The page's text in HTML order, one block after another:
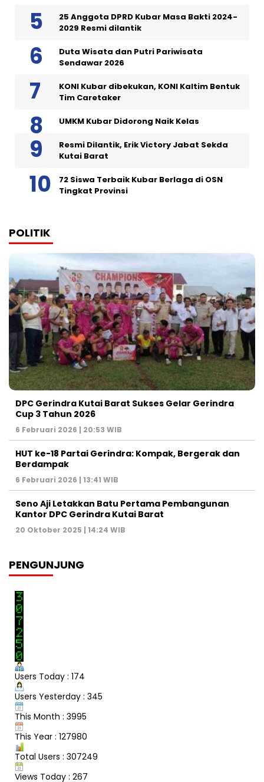
25 Anggota DPRD Kubar Masa Bakti 2024-
2029 Resmi dilantik
Duta Wisata dan Putri Pariwisata
Sendawar 2026
KONI Kubar dibekukan, KONI Kaltim Bentuk
Tim Caretaker
UMKM Kubar Didorong Naik Kelas
Resmi Dilantik, Erik Victory Jabat Sekda
Kutai Barat
72 Siswa Terbaik Kubar Berlaga di OSN
Tingkat Provinsi
POLITIK
DPC Gerindra Kutai Barat Sukses Gelar Gerindra
Cup 3 Tahun 2026
6 Februari 2026 | 20:53 WIB
HUT ke-18 Partai Gerindra: Kompak, Bergerak dan
Berdampak
6 Februari 2026 | 13:41 WIB
Seno Aji Letakkan Batu Pertama Pembangunan
Kantor DPC Gerindra Kutai Barat
20 Oktober 2025 | 14:24 WIB
PENGUNJUNG
Users Today : 174
Users Yesterday : 345
This Month : 3995
This Year : 127980
Total Users : 307249
Views Today : 267